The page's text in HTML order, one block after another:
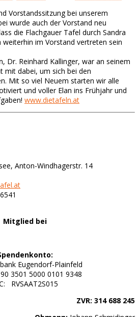
Vorstandssitzung bei unserem
wurde auch der Vorstand neu
die Flachgauer Tafel durch Sandra
weiterhin im Vorstand vertreten sein
Dr. Reinhard Kallinger, war an seinem
mit dabei, um sich bei den
Mit so viel Neuem starten wir alle
und voller Elan ins Frühjahr und
www.dietafeln.at
Anton-Windhagerstr. 14
Mitglied bei
Eugendorf-Plainfeld
3501 5000 0101 9348
RVSAAT2S015
ZVR: 314 688 245